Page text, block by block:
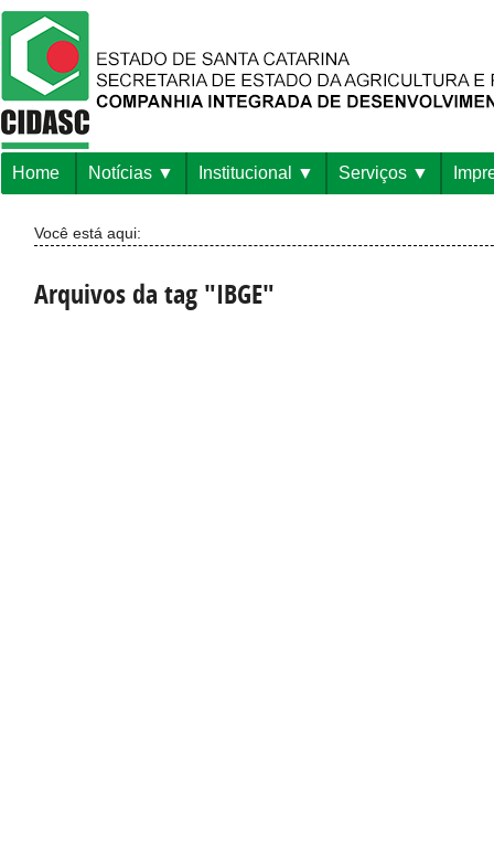
Home Notícias Institucional Serviços
Você está aqui:
Arquivos da tag "IBGE"